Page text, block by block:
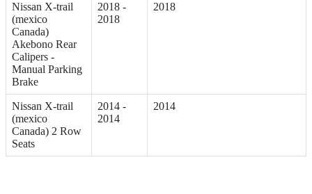
Nissan X-trail
(mexico
Canada)
Akebono Rear
Calipers -
Manual Parking
Brake
2018 -
2018
2018
Nissan X-trail
(mexico
Canada) 2 Row
Seats
2014 -
2014
2014